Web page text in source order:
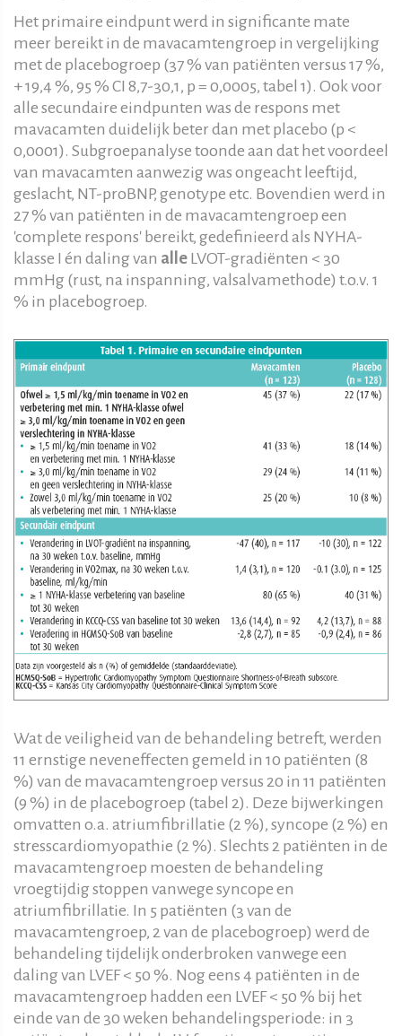
Het primaire eindpunt werd in significante mate
meer bereikt in de mavacamtengroep in vergelijking
met de placebogroep (37 % van patiënten versus 17 %,
+ 19,4 %, 95 % CI 8,7-30,1, p = 0,0005, tabel 1). Ook voor
alle secundaire eindpunten was de respons met
mavacamten duidelijk beter dan met placebo (p <
0,0001). Subgroepanalyse toonde aan dat het voordeel
van mavacamten aanwezig was ongeacht leeftijd,
geslacht, NT-proBNP, genotype etc. Bovendien werd in
27 % van patiënten in de mavacamtengroep een
'complete respons' bereikt, gedefinieerd als NYHA-
klasse I én daling van alle LVOT-gradiënten < 30
mmHg (rust, na inspanning, valsalvamethode) t.o.v. 1
% in placebogroep.
Wat de veiligheid van de behandeling betreft, werden
11 ernstige neveneffecten gemeld in 10 patiënten (8
%) van de mavacamtengroep versus 20 in 11 patiënten
(9 %) in de placebogroep (tabel 2). Deze bijwerkingen
omvatten o.a. atriumfibrillatie (2 %), syncope (2 %) en
stresscardiomyopathie (2 %). Slechts 2 patiënten in de
mavacamtengroep moesten de behandeling
vroegtijdig stoppen vanwege syncope en
atriumfibrillatie. In 5 patiënten (3 van de
mavacamtengroep, 2 van de placebogroep) werd de
behandeling tijdelijk onderbroken vanwege een
daling van LVEF < 50 %. Nog eens 4 patiënten in de
mavacamtengroep hadden een LVEF < 50 % bij het
einde van de 30 weken behandelingsperiode: in 3